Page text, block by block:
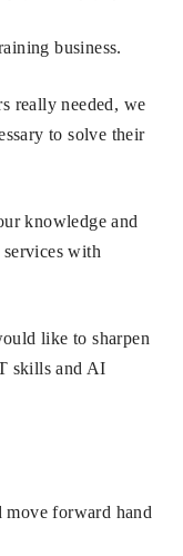
business.
really needed, we
to solve their
knowledge and
with
like to sharpen
skills and AI
forward hand